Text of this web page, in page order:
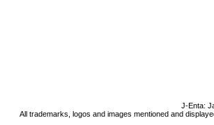
J-Enta:
All trademarks, logos and images mentioned and